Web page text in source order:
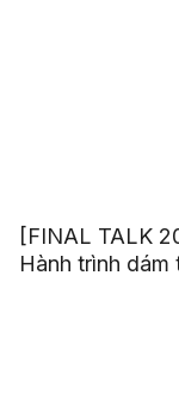
[FINAL TALK
Hành trình